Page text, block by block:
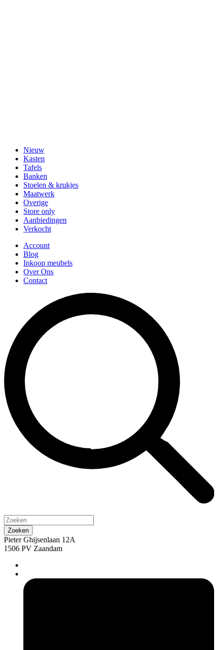
Nieuw
Kasten
Tafels
Banken
Stoelen & krukjes
Maatwerk
Overige
Store only
Aanbiedingen
Verkocht
Account
Blog
Inkoop meubels
Over Ons
Contact
Pieter Ghijsenlaan 12A
1506 PV Zaandam